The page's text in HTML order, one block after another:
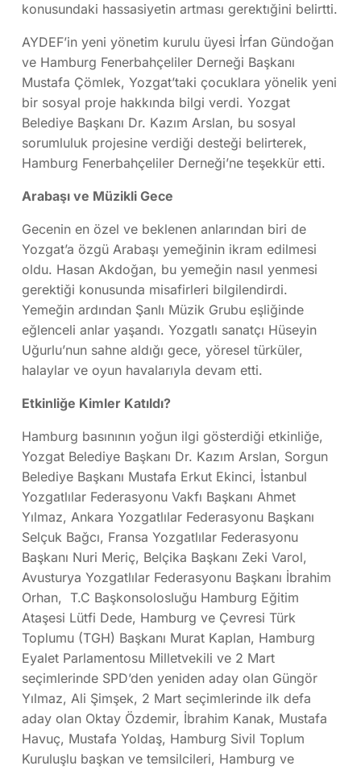
konusundaki hassasiyetin artması gerektığini belirtti.
AYDEF’in yeni yönetim kurulu üyesi İrfan Gündoğan
ve Hamburg Fenerbahçeliler Derneği Başkanı
Mustafa Çömlek, Yozgat’taki çocuklara yönelik yeni
bir sosyal proje hakkında bilgi verdi. Yozgat
Belediye Başkanı Dr. Kazım Arslan, bu sosyal
sorumluluk projesine verdiği desteği belirterek,
Hamburg Fenerbahçeliler Derneği’ne teşekkür etti.
Arabaşı ve Müzikli Gece
Gecenin en özel ve beklenen anlarından biri de
Yozgat’a özgü Arabaşı yemeğinin ikram edilmesi
oldu. Hasan Akdoğan, bu yemeğin nasıl yenmesi
gerektiği konusunda misafirleri bilgilendirdi.
Yemeğin ardından Şanlı Müzik Grubu eşliğinde
eğlenceli anlar yaşandı. Yozgatlı sanatçı Hüseyin
Uğurlu’nun sahne aldığı gece, yöresel türküler,
halaylar ve oyun havalarıyla devam etti.
Etkinliğe Kimler Katıldı?
Hamburg basınının yoğun ilgi gösterdiği etkinliğe,
Yozgat Belediye Başkanı Dr. Kazım Arslan, Sorgun
Belediye Başkanı Mustafa Erkut Ekinci, İstanbul
Yozgatlılar Federasyonu Vakfı Başkanı Ahmet
Yılmaz, Ankara Yozgatlılar Federasyonu Başkanı
Selçuk Bağcı, Fransa Yozgatlılar Federasyonu
Başkanı Nuri Meriç, Belçika Başkanı Zeki Varol,
Avusturya Yozgatlılar Federasyonu Başkanı İbrahim
Orhan, T.C Başkonsolosluğu Hamburg Eğitim
Ataşesi Lütfi Dede, Hamburg ve Çevresi Türk
Toplumu (TGH) Başkanı Murat Kaplan, Hamburg
Eyalet Parlamentosu Milletvekili ve 2 Mart
seçimlerinde SPD’den yeniden aday olan Güngör
Yılmaz, Ali Şimşek, 2 Mart seçimlerinde ilk defa
aday olan Oktay Özdemir, İbrahim Kanak, Mustafa
Havuç, Mustafa Yoldaş, Hamburg Sivil Toplum
Kuruluşlu başkan ve temsilcileri, Hamburg ve